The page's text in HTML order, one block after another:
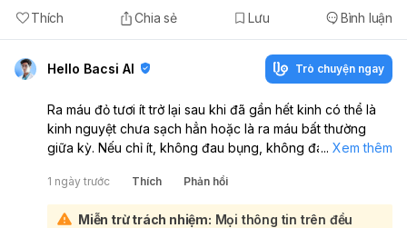
Thích Chia sẻ Lưu Bình luận
Hello Bacsi AI Trò chuyện ngay
Ra máu đỏ tươi ít trở lại sau khi đã gần hết kinh có thể là
kinh nguyệt chưa sạch hẳn hoặc là ra máu bất thường
giữa kỳ. Nếu chỉ ít, không đau bụng, không đau lưng,
nếu tình trạng này lặp lại nhiều lần thì em nên đi khám phụ
khoa để kiểm tra nguyên nhân. Việc em uống thuốc giúp
nở ngực có thể có liên quan, vì một số thuốc/thực phẩm
... Xem thêm
1 ngày trước Thích Phản hồi
Miễn trừ trách nhiệm: Mọi thông tin trên đều